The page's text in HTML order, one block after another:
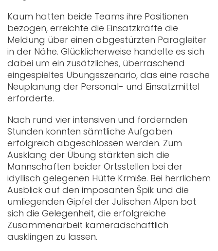
Kaum hatten beide Teams ihre Positionen
bezogen, erreichte die Einsatzkräfte die
Meldung über einen abgestürzten Paragleiter
in der Nähe. Glücklicherweise handelte es sich
dabei um ein zusätzliches, überraschend
eingespieltes Übungsszenario, das eine rasche
Neuplanung der Personal- und Einsatzmittel
erforderte.
Nach rund vier intensiven und fordernden
Stunden konnten sämtliche Aufgaben
erfolgreich abgeschlossen werden. Zum
Ausklang der Übung stärkten sich die
Mannschaften beider Ortsstellen bei der
idyllisch gelegenen Hütte Krmiše. Bei herrlichem
Ausblick auf den imposanten Špik und die
umliegenden Gipfel der Julischen Alpen bot
sich die Gelegenheit, die erfolgreiche
Zusammenarbeit kameradschaftlich
ausklingen zu lassen.